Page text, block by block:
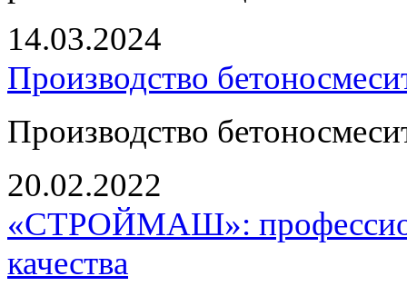
14.03.2024
Производство
Производство
20.02.2022
«СТРОЙМАШ»:
качества